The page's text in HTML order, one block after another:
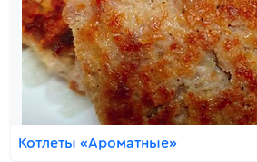
Котлеты «Ароматные»